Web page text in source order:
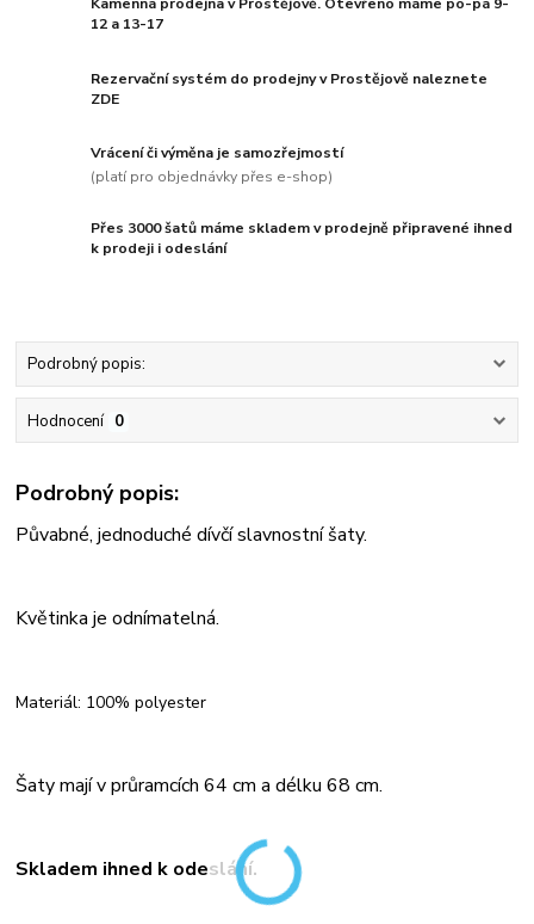
12 a 13-17
Rezervační systém do prodejny v Prostějově naleznete
ZDE
Vrácení či výměna je samozřejmostí
(platí pro objednávky přes e-shop)
Přes 3000 šatů máme skladem v prodejně připravené ihned
k prodeji i odeslání
Podrobný popis:
Hodnocení 0
Podrobný popis:
Půvabné, jednoduché dívčí slavnostní šaty.
Květinka je odnímatelná.
Materiál: 100% polyester
Šaty mají v průramcích 64 cm a délku 68 cm.
Skladem ihned k odeslání.